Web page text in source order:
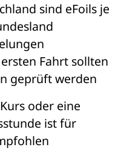
sind eFoils je
Fahrt sollten
geprüft werden
oder eine
ist für